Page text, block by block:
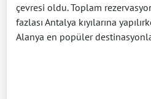
çevresi oldu. Toplam
fazlası Antalya kıyılarına
Alanya en popüler